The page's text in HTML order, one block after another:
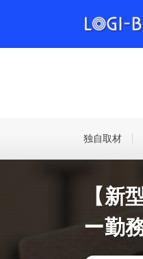
独自取材
【新
ー勤